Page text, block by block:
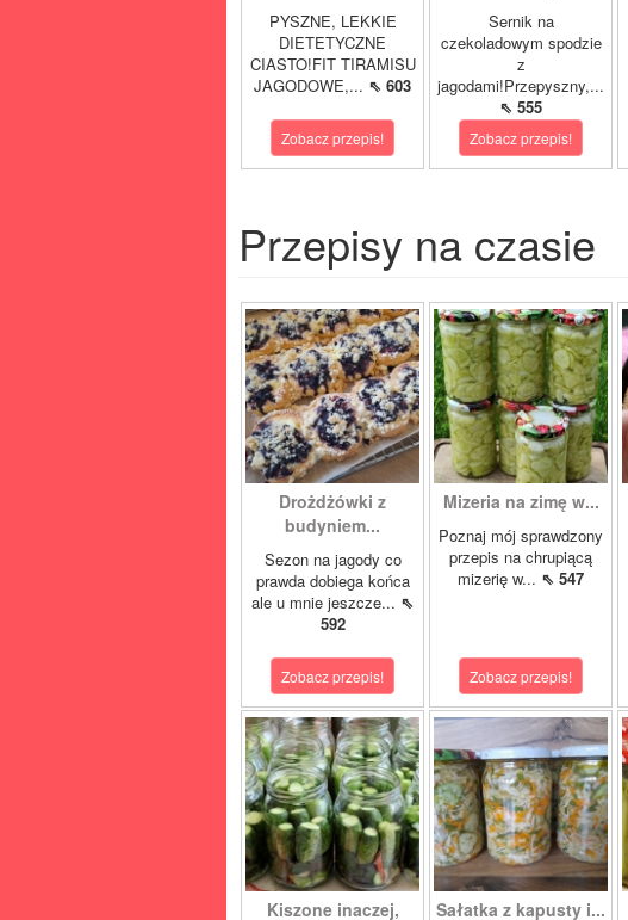
PYSZNE, LEKKIE
DIETETYCZNE
CIASTO!FIT TIRAMISU
JAGODOWE,... ⇖ 603
Zobacz przepis!
Sernik na
czekoladowym spodzie
z
jagodami!Przepyszny,...
⇖ 555
Zobacz przepis!
Przepisy na czasie
Drożdżówki z
budyniem...
Sezon na jagody co
prawda dobiega końca
ale u mnie jeszcze... ⇖
592
Zobacz przepis!
Mizeria na zimę w...
Poznaj mój sprawdzony
przepis na chrupiącą
mizerię w... ⇖ 547
Zobacz przepis!
Kiszone inaczej, Sałatka z kapusty i...